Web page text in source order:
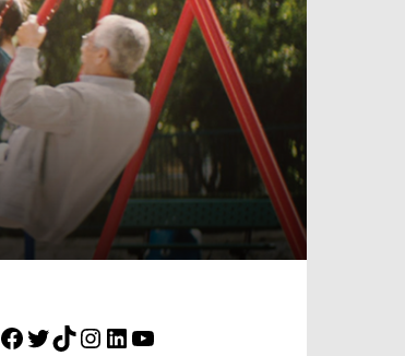
Facebook
Twitter
TikTok
Instagram
LinkedIn
YouTube